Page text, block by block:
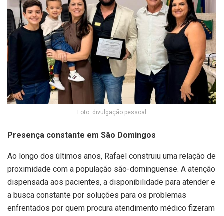
Foto: divulgação pessoal
Presença constante em São Domingos
Ao longo dos últimos anos, Rafael construiu uma relação de
proximidade com a população são-dominguense. A atenção
dispensada aos pacientes, a disponibilidade para atender e
a busca constante por soluções para os problemas
enfrentados por quem procura atendimento médico fizeram